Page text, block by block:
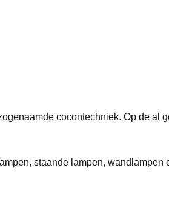
cocontechniek. Op de al
staande lampen,